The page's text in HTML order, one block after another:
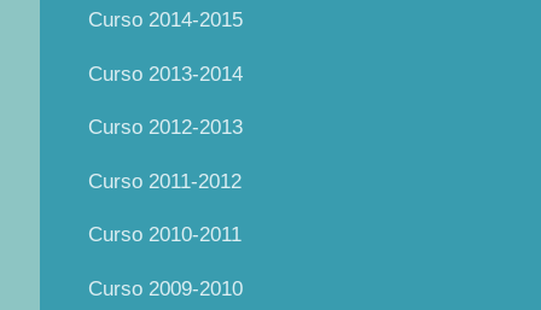
Curso 2014-2015
Curso 2013-2014
Curso 2012-2013
Curso 2011-2012
Curso 2010-2011
Curso 2009-2010